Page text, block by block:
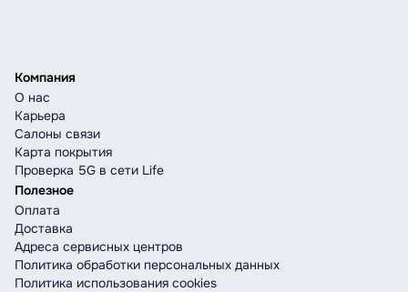
Компания
О нас
Карьера
Салоны связи
Карта покрытия
Проверка 5G в сети Life
Полезное
Оплата
Доставка
Адреса сервисных центров
Политика обработки персональных данных
Политика использования cookies